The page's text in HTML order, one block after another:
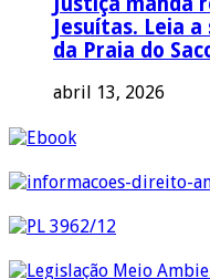
Jesuítas. Leia
da Praia do
abril 13, 2026